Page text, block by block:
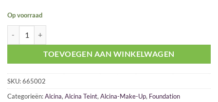
Op voorraad
TOEVOEGEN AAN WINKELWAGEN
SKU:665002
Categorieën:Alcina,Alcina Teint,Alcina-Make-Up, Foundation